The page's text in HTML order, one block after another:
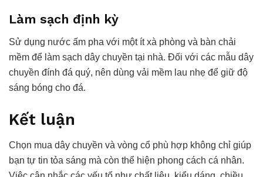
Làm sạch định kỳ
Sử dụng nước ấm pha với một ít xà phòng và bàn chải
mềm để làm sạch dây chuyền tại nhà. Đối với các mẫu dây
chuyền đính đá quý, nên dùng vải mềm lau nhẹ để giữ độ
sáng bóng cho đá.
Kết luận
Chọn mua dây chuyền và vòng cổ phù hợp không chỉ giúp
bạn tự tin tỏa sáng mà còn thể hiện phong cách cá nhân.